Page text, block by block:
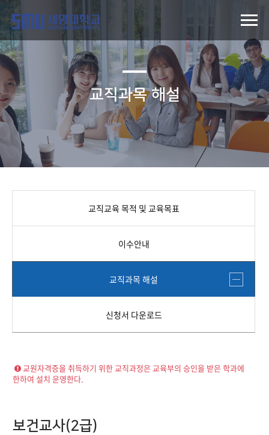
교직과목 해설
교직교육 목적 및 교육목표
이수안내
교직과목 해설
신청서 다운로드
교원자격증을 취득하기 위한 교직과정은 교육부의 승인을 받은 학과에
한하여 설치 운영한다.
보건교사(2급)